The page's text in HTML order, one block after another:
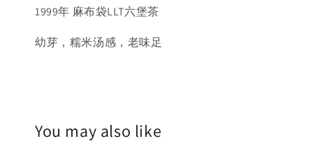
1999年 麻布袋LLT六堡茶
幼芽，糯米汤感，老味足
You may also like